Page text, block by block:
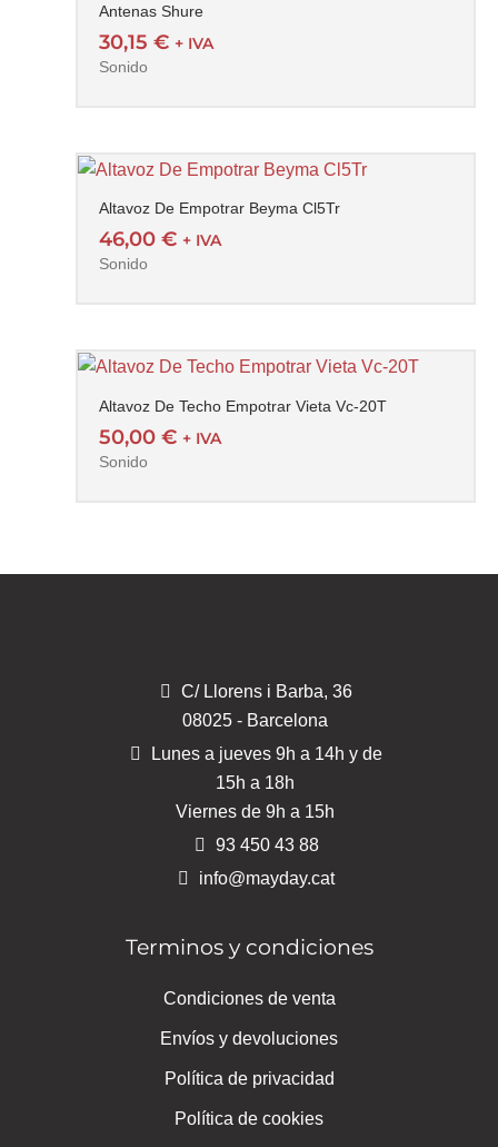
Antenas Shure
30,15€ + IVA
Sonido
Altavoz De Empotrar Beyma Cl5Tr
46,00€ + IVA
Sonido
Altavoz De Techo Empotrar Vieta Vc-20T
50,00€ + IVA
Sonido
C/ Llorens i Barba, 36
08025 - Barcelona
Lunes a jueves 9h a 14h y de
15h a 18h
Viernes de 9h a 15h
93 450 43 88
info@mayday.cat
Terminos y condiciones
Condiciones de venta
Envíos y devoluciones
Política de privacidad
Política de cookies